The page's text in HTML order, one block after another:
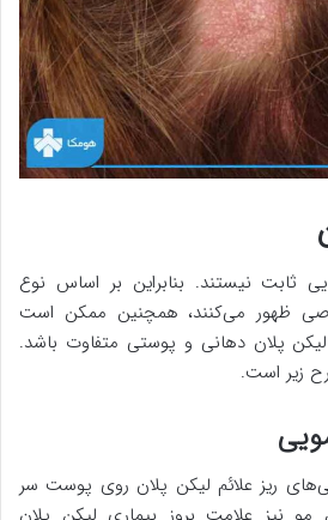
ثابت نیستند. بنابراین بر اساس نوع
ظهور می‌کنند، همچنین ممکن است
پلان دهانی و پوستی متفاوت باشد.
زیر است.
ریز علائم لیکن پلان روی پوست سر